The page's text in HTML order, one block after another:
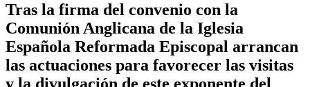
Tras la firma del convenio con la
Comunión Anglicana de la Iglesia
Española Reformada Episcopal arrancan
las actuaciones para favorecer las visitas